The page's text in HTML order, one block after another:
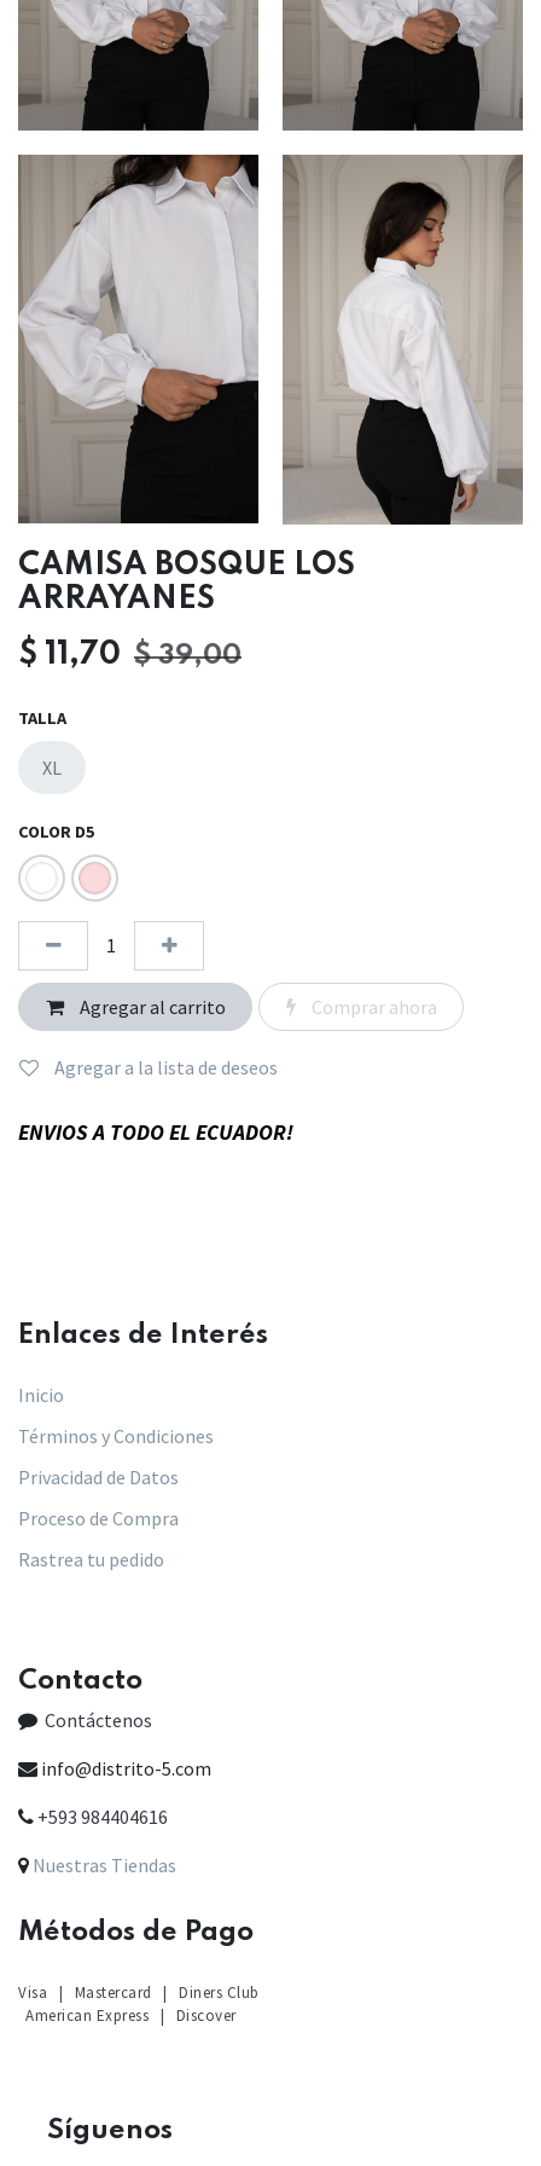
CAMISA BOSQUE LOS
ARRAYANES
$
11,70 $39,00
TALLA
XL
COLOR D5
Agregar al carrito Comprar ahora
Agregar a la lista de deseos
ENVIOS A TODO EL ECUADOR!
Enlaces de Interés​
Inicio
Términos y Condiciones
Privacidad de Datos
Proceso de Compra
Rastrea tu pedido
Contacto
Contáctenos
info@distrito-5.com
+593 984404616
Nuestras Tiendas
Métodos de Pago
Visa | Mastercard |
Diners Club
American Express | Discover
Síguenos